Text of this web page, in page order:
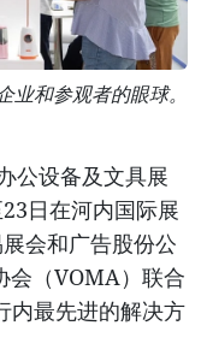
和参观者的眼球。
公设备及文具展
日在河内国际展
会和广告股份公
会（VOMA）联合
内最先进的解决方